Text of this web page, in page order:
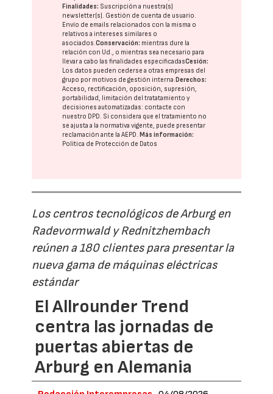
Finalidades: Suscripción a nuestra(s)
newsletter(s). Gestión de cuenta de usuario.
Envío de emails relacionados con la misma o
relativos a intereses similares o
asociados.Conservación: mientras dure la
relación con Ud., o mientras sea necesario para
llevar a cabo las finalidades especificadasCesión:
Los datos pueden cederse a otras empresas del
grupo por motivos de gestión interna.Derechos:
Acceso, rectificación, oposición, supresión,
portabilidad, limitación del tratatamiento y
decisiones automatizadas: contacte con
nuestro DPD. Si considera que el tratamiento no
se ajusta a la normativa vigente, puede presentar
reclamación ante laAEPD.Más información:
Política de Protección de Datos
Los centros tecnológicos de Arburg en
Radevormwald y Rednitzhembach
reúnen a 180 clientes para presentar la
nueva gama de máquinas eléctricas
estándar
El Allrounder Trend
centra las jornadas de
puertas abiertas de
Arburg en Alemania